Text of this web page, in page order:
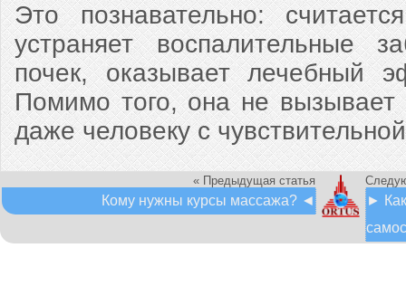
Это познавательно:
устраняет воспалительные
почек, оказывает лечебный
Помимо того, она не вызывает
даже человеку с
« Предыдущая статья
Кому нужны курсы массажа? ◄
►